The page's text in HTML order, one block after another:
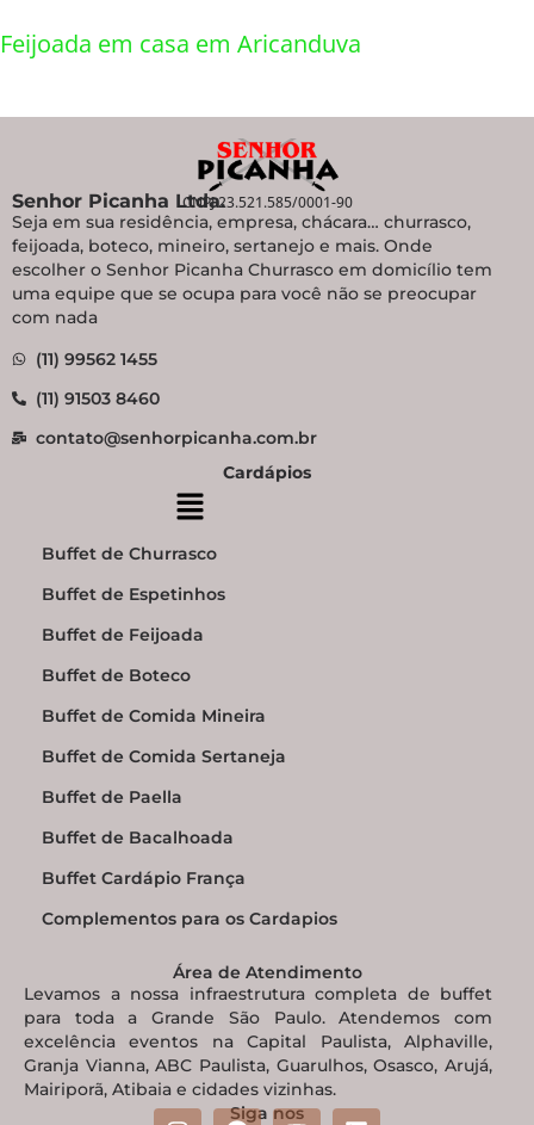
Feijoada em casa em Aricanduva
Senhor Picanha Ltda.CNPJ 23.521.585/0001-90
Seja em sua residência, empresa, chácara… churrasco,
feijoada, boteco, mineiro, sertanejo e mais. Onde
escolher o Senhor Picanha Churrasco em domicílio tem
uma equipe que se ocupa para você não se preocupar
com nada
(11) 99562 1455
(11) 91503 8460
contato@senhorpicanha.com.br
Cardápios
Buffet de Churrasco
Buffet de Espetinhos
Buffet de Feijoada
Buffet de Boteco
Buffet de Comida Mineira
Buffet de Comida Sertaneja
Buffet de Paella
Buffet de Bacalhoada
Buffet Cardápio França
Complementos para os Cardapios
Área de Atendimento
Levamos a nossa infraestrutura completa de buffet
para toda a Grande São Paulo. Atendemos com
excelência eventos na Capital Paulista, Alphaville,
Granja Vianna, ABC Paulista, Guarulhos, Osasco, Arujá,
Mairiporã, Atibaia e cidades vizinhas.
Siga nos